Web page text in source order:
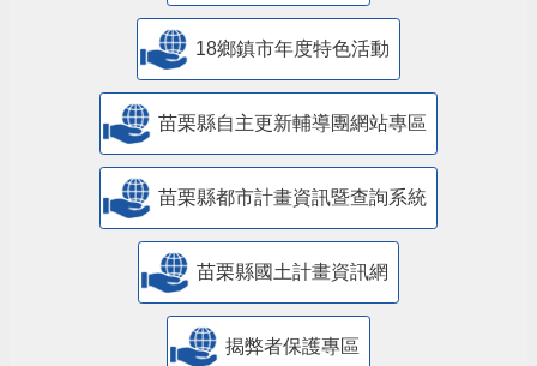
18鄉鎮市年度特色活動
苗栗縣自主更新輔導團網站專區
苗栗縣都市計畫資訊暨查詢系統
苗栗縣國土計畫資訊網
揭弊者保護專區